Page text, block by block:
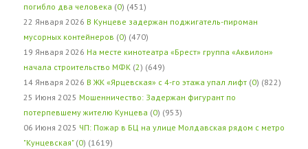
погибло два человека (0) (451)
22 Января 2026 В Кунцеве задержан поджигатель-пироман
мусорных контейнеров (0) (470)
19 Января 2026 На месте кинотеатра «Брест» группа «Аквилон»
начала строительство МФК (2) (649)
14 Января 2026 В ЖК «Ярцевская» с 4-го этажа упал лифт (0) (822)
25 Июня 2025 Мошенничество: Задержан фигурант по
потерпевшему жителю Кунцева (0) (953)
06 Июня 2025 ЧП: Пожар в БЦ на улице Молдавская рядом с метро
"Кунцевская" (0) (1619)